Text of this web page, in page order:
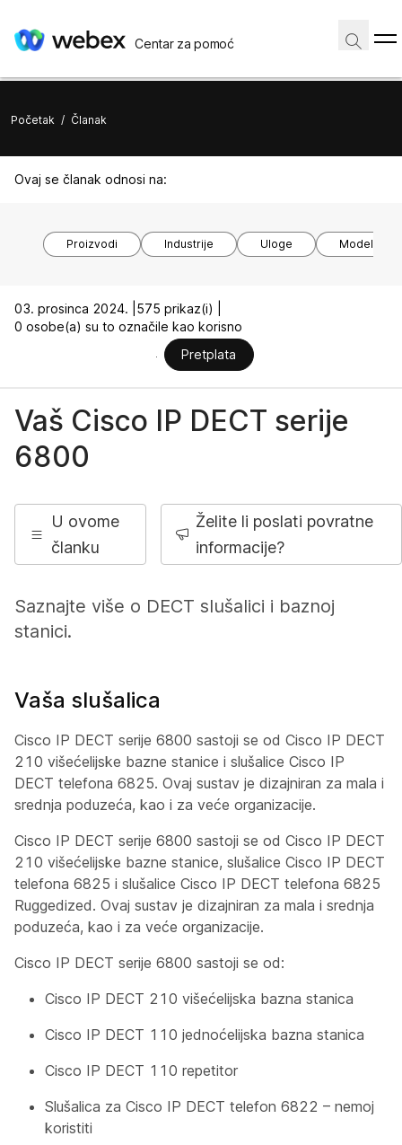
Centar za pomoć
Početak / Članak
Ovaj se članak odnosi na:
Proizvodi Industrije Uloge Modeli
03. prosinca 2024. | 575 prikaz(i) |
0 osobe(a) su to označile kao korisno
Pretplata
Vaš Cisco IP DECT serije
6800
U ovome
članku
Želite li poslati povratne
informacije?
Saznajte više o DECT slušalici i baznoj
stanici.
Vaša slušalica
Cisco IP DECT serije 6800 sastoji se od Cisco IP DECT
210 višećelijske bazne stanice i slušalice Cisco IP
DECT telefona 6825. Ovaj sustav je dizajniran za mala i
srednja poduzeća, kao i za veće organizacije.
Cisco IP DECT serije 6800 sastoji se od Cisco IP DECT
210 višećelijske bazne stanice, slušalice Cisco IP DECT
telefona 6825 i slušalice Cisco IP DECT telefona 6825
Ruggedized. Ovaj sustav je dizajniran za mala i srednja
poduzeća, kao i za veće organizacije.
Cisco IP DECT serije 6800 sastoji se od:
Cisco IP DECT 210 višećelijska bazna stanica
Cisco IP DECT 110 jednoćelijska bazna stanica
Cisco IP DECT 110 repetitor
Slušalica za Cisco IP DECT telefon 6822 – nemoj
koristiti